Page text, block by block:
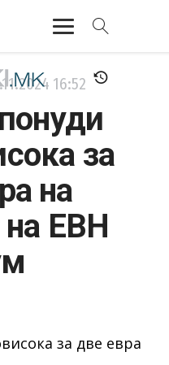
16:52
за
на
на ЕВН